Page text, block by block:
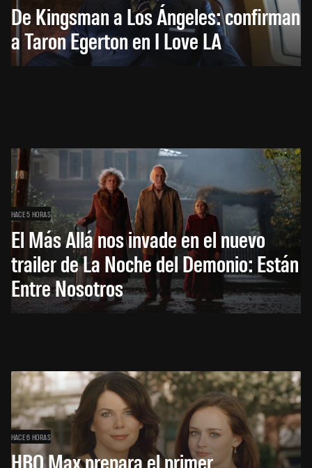
De Kingsman a Los Ángeles: confirman
a Taron Egerton en I Love LA
HACE 5 HORAS
El Más Allá nos invade en el nuevo
trailer de La Noche del Demonio: Están
Entre Nosotros
HACE 6 HORAS
HBO Max prepara el primer